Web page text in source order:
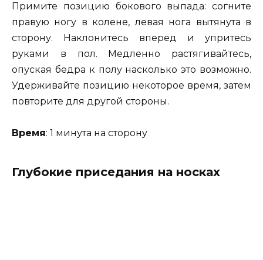
Примите позицию бокового выпада: согните
правую ногу в колене, левая нога вытянута в
сторону. Наклонитесь вперед и упритесь
руками в пол. Медленно растягивайтесь,
опуская бедра к полу насколько это возможно.
Удерживайте позицию некоторое время, затем
повторите для другой стороны.
Время: 1 минута на сторону
Глубокие приседания на носках